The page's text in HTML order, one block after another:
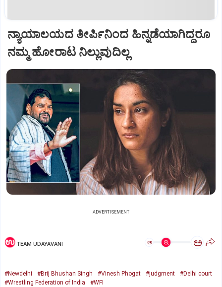
ನ್ಯಾಯಾಲಯದ ತೀರ್ಪಿನಿಂದ ಹಿನ್ನಡೆಯಾಗಿದ್ದರೂ
ನಮ್ಮ ಹೋರಾಟ ನಿಲ್ಲುವುದಿಲ್ಲ
ADVERTISEMENT
TEAM UDAYAVANI ಅ ಅ
#Newdelhi #Brij Bhushan Singh #Vinesh Phogat #judgment
#Delhi court
#Wrestling Federation of India
#WFI